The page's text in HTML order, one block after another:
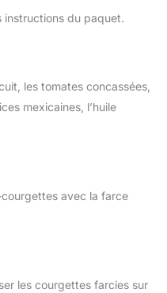
instructions du paquet.
les tomates concassées,
mexicaines, l’huile
avec la farce
les courgettes farcies sur